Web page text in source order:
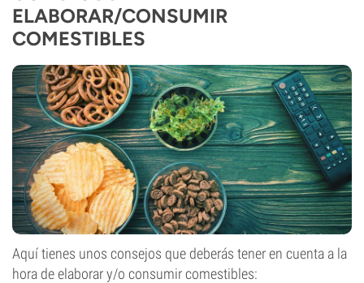
ELABORAR/CONSUMIR
COMESTIBLES
Aquí tienes unos consejos que deberás tener en cuenta a la
hora de elaborar y/o consumir comestibles: